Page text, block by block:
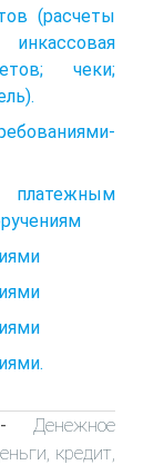
(расчеты
чеки;
Денежное
кредит,